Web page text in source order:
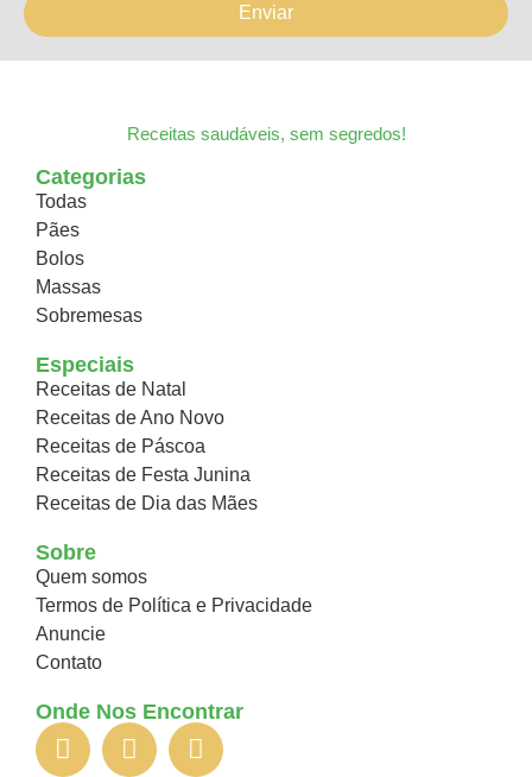
Enviar
Receitas saudáveis, sem segredos!
Categorias
Todas
Pães
Bolos
Massas
Sobremesas
Especiais
Receitas de Natal
Receitas de Ano Novo
Receitas de Páscoa
Receitas de Festa Junina
Receitas de Dia das Mães
Sobre
Quem somos
Termos de Política e Privacidade
Anuncie
Contato
Onde Nos Encontrar